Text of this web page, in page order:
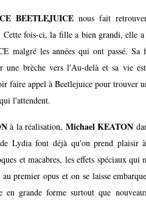
BEETLEJUICE nous fait
Cette fois-ci, la fille a bien grandi, elle
malgré les années qui ont passé.
brèche vers l'Au-delà et sa vie
faire appel à Beetlejuice pour trouver
l'attendent.
à la réalisation, Michael KEATON
Lydia font déjà qu'on prend plaisir
et macabres, les effets spéciaux
premier opus et on se laisse
en grande forme surtout que